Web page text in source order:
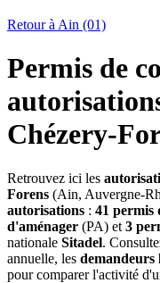
Retour à Ain (01)
Permis de
Chézery-
Retrouvez ici les
Forens (Ain, Auvergne-
autorisations : 41 permis
d'aménager (PA) et 3
nationale Sitadel.
annuelle, les demandeurs
pour comparer l'activité